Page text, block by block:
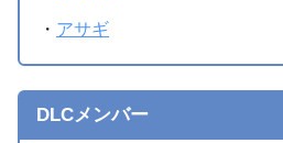
・ アサギ
DLCメンバー